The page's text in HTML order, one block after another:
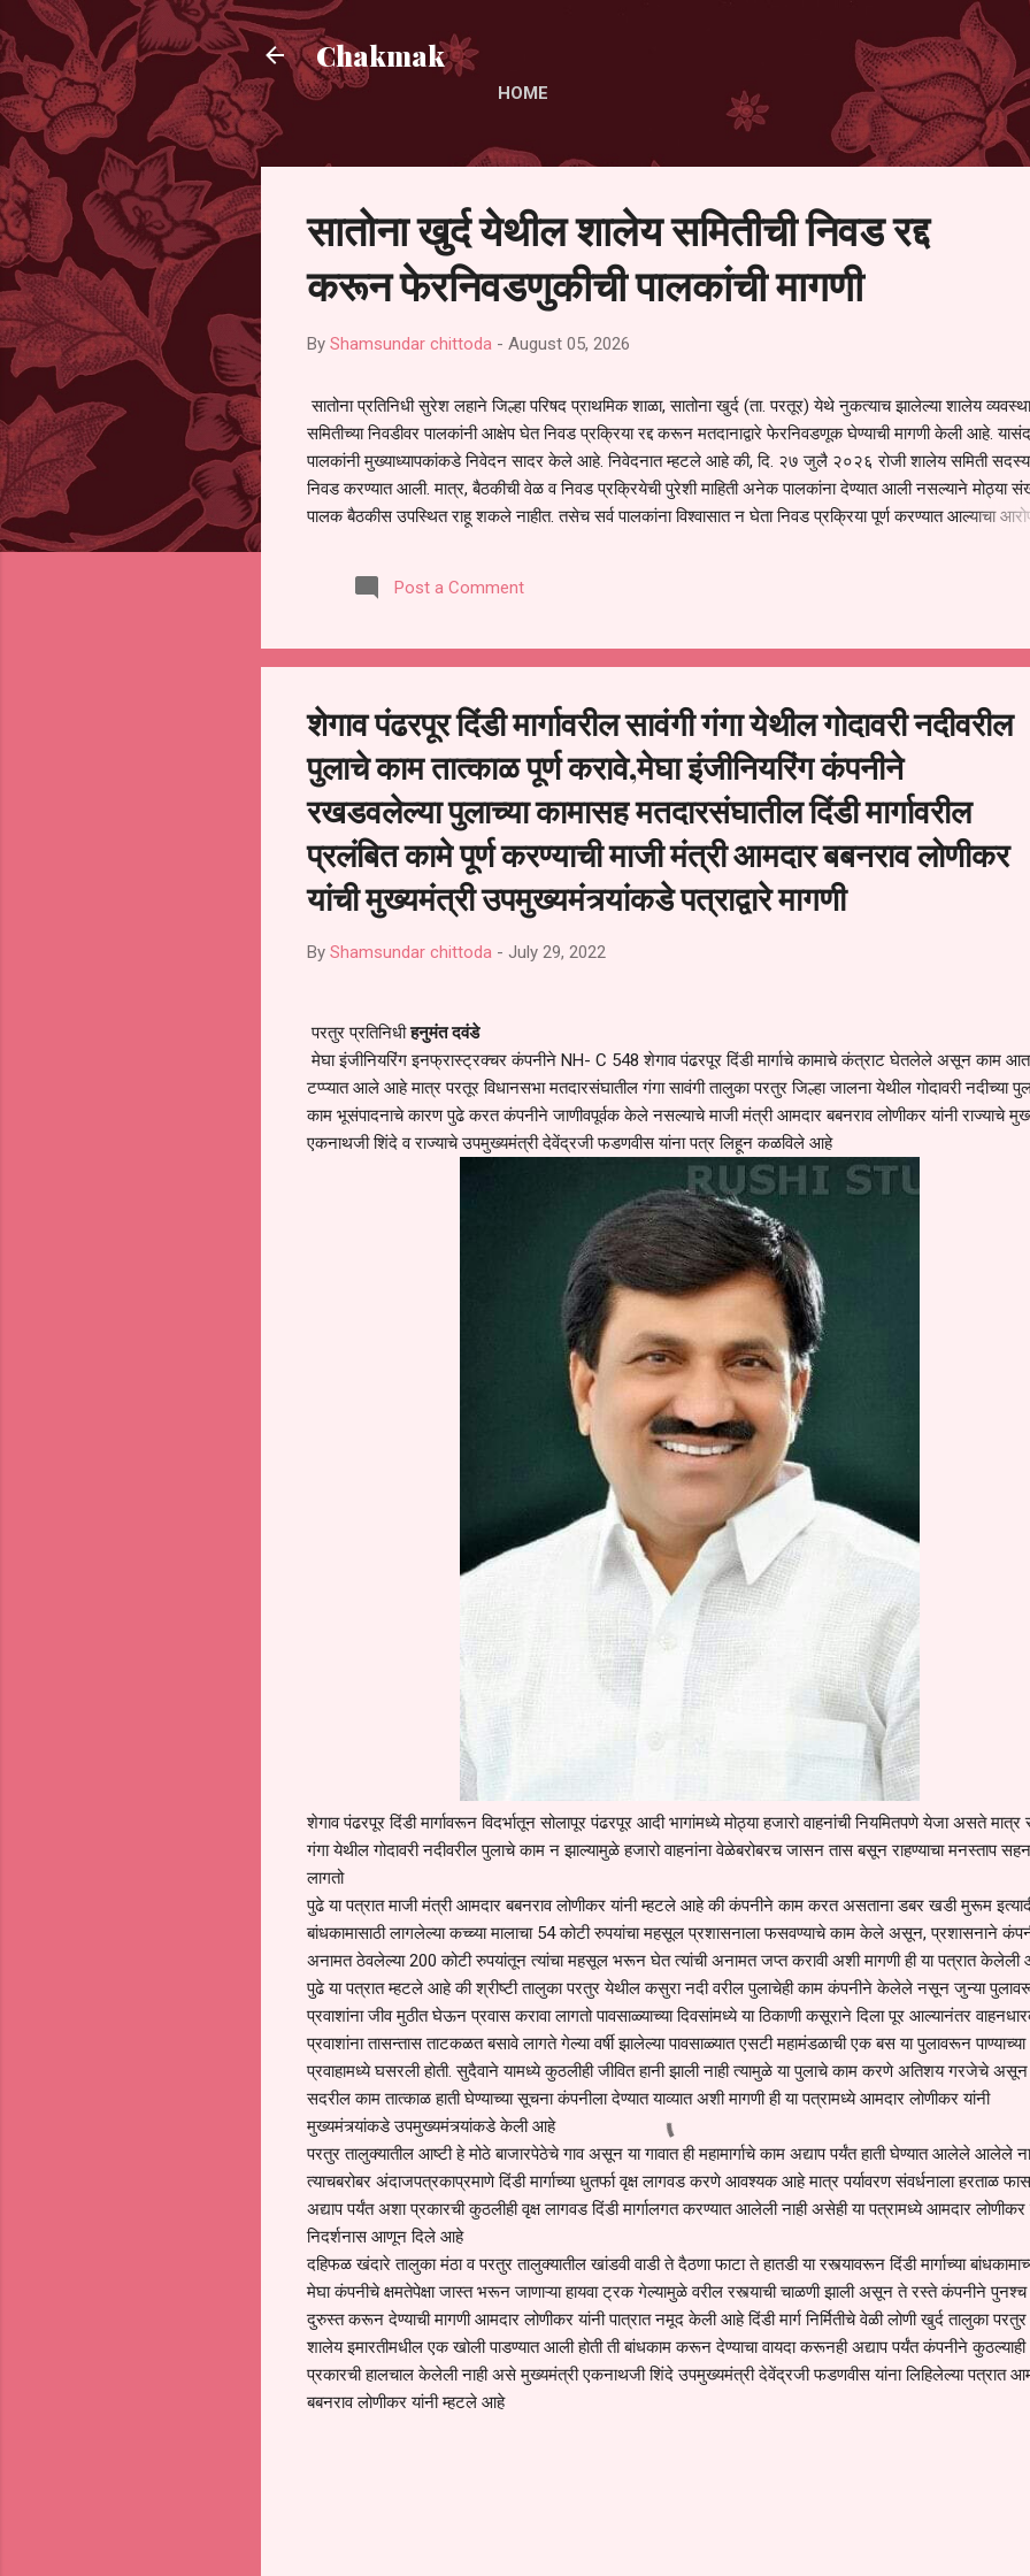
Chakmak
HOME
सातोना खुर्द येथील शालेय समितीची निवड रद्द
करून फेरनिवडणुकीची पालकांची मागणी
By Shamsundar chittoda - August 05, 2026
सातोना प्रतिनिधी सुरेश लहाने जिल्हा परिषद प्राथमिक शाळा, सातोना खुर्द (ता. परतूर) येथे नुकत्याच झालेल्या शालेय
समितीच्या निवडीवर पालकांनी आक्षेप घेत निवड प्रक्रिया रद्द करून मतदानाद्वारे फेरनिवडणूक घेण्याची मागणी केली आहे.
पालकांनी मुख्याध्यापकांकडे निवेदन सादर केले आहे. निवेदनात म्हटले आहे की, दि. २७ जुलै २०२६ रोजी शालेय समिती
निवड करण्यात आली. मात्र, बैठकीची वेळ व निवड प्रक्रियेची पुरेशी माहिती अनेक पालकांना देण्यात आली नसल्याने मोठ्या
पालक बैठकीस उपस्थित राहू शकले नाहीत. तसेच सर्व पालकांना विश्वासात न घेता निवड प्रक्रिया पूर्ण करण्यात आल्याचा
समितीची फेरनिवडणूक घेण्यात यावी, अशी मागणी पालकांनी केली आहे. या निवेदनाच्या प्रती जिल्हा शिक्षण अधिकारी
जालना तसेच तालुका शिक्षण अधिकारी, परतूर यांनाही पाठविण्यात आल्या असून प्रशासन याबाबत काय निर्णय घेते, याकडे
Post a Comment
शेगाव पंढरपूर दिंडी मार्गावरील सावंगी गंगा येथील गोदावरी नदीवरील
पुलाचे काम तात्काळ पूर्ण करावे,मेघा इंजीनियरिंग कंपनीने
रखडवलेल्या पुलाच्या कामासह मतदारसंघातील दिंडी मार्गावरील
प्रलंबित कामे पूर्ण करण्याची माजी मंत्री आमदार बबनराव लोणीकर
यांची मुख्यमंत्री उपमुख्यमंत्र्यांकडे पत्राद्वारे मागणी
By Shamsundar chittoda - July 29, 2022
परतुर प्रतिनिधीहनुमंत दवंडे
मेघा इंजीनियरिंग इनफ्रास्ट्रक्चर कंपनीने NH- C 548 शेगाव पंढरपूर दिंडी मार्गाचे कामाचे कंत्राट घेतलेले असून काम
टप्प्यात आले आहे मात्र परतूर विधानसभा मतदारसंघातील गंगा सावंगी तालुका परतुर जिल्हा जालना येथील गोदावरी नदीच्या
काम भूसंपादनाचे कारण पुढे करत कंपनीने जाणीवपूर्वक केले नसल्याचे माजी मंत्री आमदार बबनराव लोणीकर यांनी राज्याचे
एकनाथजी शिंदे व राज्याचे उपमुख्यमंत्री देवेंद्रजी फडणवीस यांना पत्र लिहून कळविले आहे
शेगाव पंढरपूर दिंडी मार्गावरून विदर्भातून सोलापूर पंढरपूर आदी भागांमध्ये मोठ्या हजारो वाहनांची नियमितपणे येजा असते मात्र
गंगा येथील गोदावरी नदीवरील पुलाचे काम न झाल्यामुळे हजारो वाहनांना वेळेबरोबरच जासन तास बसून राहण्याचा मनस्ताप
लागतो
पुढे या पत्रात माजी मंत्री आमदार बबनराव लोणीकर यांनी म्हटले आहे की कंपनीने काम करत असताना डबर खडी मुरूम
बांधकामासाठी लागलेल्या कच्च्या मालाचा 54 कोटी रुपयांचा महसूल प्रशासनाला फसवण्याचे काम केले असून, प्रशासनाने
अनामत ठेवलेल्या 200 कोटी रुपयांतून त्यांचा महसूल भरून घेत त्यांची अनामत जप्त करावी अशी मागणी ही या पत्रात केलेली
पुढे या पत्रात म्हटले आहे की श्रीष्टी तालुका परतुर येथील कसुरा नदी वरील पुलाचेही काम कंपनीने केलेले नसून जुन्या
प्रवाशांना जीव मुठीत घेऊन प्रवास करावा लागतो पावसाळ्याच्या दिवसांमध्ये या ठिकाणी कसूराने दिला पूर आल्यानंतर
प्रवाशांना तासन्तास ताटकळत बसावे लागते गेल्या वर्षी झालेल्या पावसाळ्यात एसटी महामंडळाची एक बस या पुलावरून पाण्याच्या
प्रवाहामध्ये घसरली होती. सुदैवाने यामध्ये कुठलीही जीवित हानी झाली नाही त्यामुळे या पुलाचे काम करणे अतिशय गरजेचे असून
सदरील काम तात्काळ हाती घेण्याच्या सूचना कंपनीला देण्यात याव्यात अशी मागणी ही या पत्रामध्ये आमदार लोणीकर यांनी
मुख्यमंत्र्यांकडे उपमुख्यमंत्र्यांकडे केली आहे
परतुर तालुक्यातील आष्टी हे मोठे बाजारपेठेचे गाव असून या गावात ही महामार्गाचे काम अद्याप पर्यंत हाती घेण्यात आलेले आलेले
त्याचबरोबर अंदाजपत्रकाप्रमाणे दिंडी मार्गाच्या धुतर्फा वृक्ष लागवड करणे आवश्यक आहे मात्र पर्यावरण संवर्धनाला हरताळ
अद्याप पर्यंत अशा प्रकारची कुठलीही वृक्ष लागवड दिंडी मार्गालगत करण्यात आलेली नाही असेही या पत्रामध्ये आमदार लोणीकर
निदर्शनास आणून दिले आहे
दहिफळ खंदारे तालुका मंठा व परतुर तालुक्यातील खांडवी वाडी ते दैठणा फाटा ते हातडी या रस्त्यावरून दिंडी मार्गाच्या
मेघा कंपनीचे क्षमतेपेक्षा जास्त भरून जाणाऱ्या हायवा ट्रक गेल्यामुळे वरील रस्त्याची चाळणी झाली असून ते रस्ते कंपनीने
दुरुस्त करून देण्याची मागणी आमदार लोणीकर यांनी पात्रात नमूद केली आहे दिंडी मार्ग निर्मितीचे वेळी लोणी खुर्द तालुका
शालेय इमारतीमधील एक खोली पाडण्यात आली होती ती बांधकाम करून देण्याचा वायदा करूनही अद्याप पर्यंत कंपनीने कुठल्याही
प्रकारची हालचाल केलेली नाही असे मुख्यमंत्री एकनाथजी शिंदे उपमुख्यमंत्री देवेंद्रजी फडणवीस यांना लिहिलेल्या पत्रात
बबनराव लोणीकर यांनी म्हटले आहे